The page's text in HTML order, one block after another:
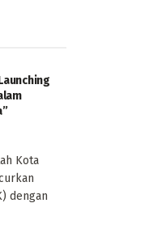
Kota
dengan